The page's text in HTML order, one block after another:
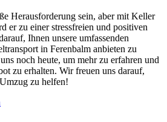
Herausforderung sein, aber mit Keller
er zu einer stressfreien und positiven
Ihnen unsere umfassenden
in Ferenbalm anbieten zu
noch heute, um mehr zu erfahren und
zu erhalten. Wir freuen uns darauf,
zu helfen!